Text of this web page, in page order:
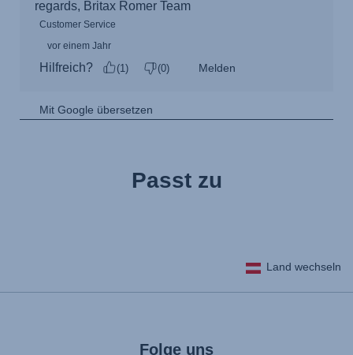
Passt zu
Land wechseln
Folge uns